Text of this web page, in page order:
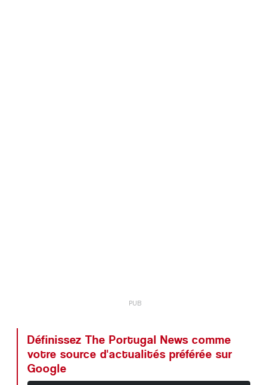
Définissez The Portugal News comme
votre source d'actualités préférée sur
Google